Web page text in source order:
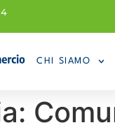
CHI SIAMO